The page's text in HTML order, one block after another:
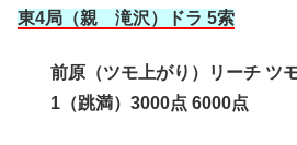
東4局（親 滝沢）ドラ 5索
前原（ツモ上がり）リーチ ツ
1（跳満）3000点 6000点